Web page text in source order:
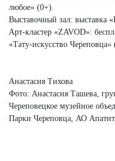
любое» (0+).
Выставочный зал: выставка
Арт-кластер «ZAVOD»:
«Тату-искусство Череповца»
Анастасия Тихова
Фото: Анастасия Ташева,
Череповецкое музейное
Парки Череповца, АО